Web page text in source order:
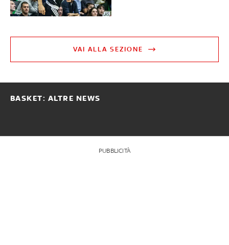
VAI ALLA SEZIONE
BASKET: ALTRE NEWS
PUBBLICITÀ